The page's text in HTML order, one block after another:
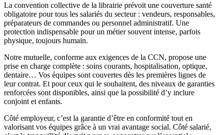
La convention collective de la librairie prévoit une couverture santé
obligatoire pour tous les salariés du secteur : vendeurs, responsables,
préparateurs de commandes ou personnel administratif. Une
protection indispensable pour un métier souvent intense, parfois
physique, toujours humain.
Notre mutuelle, conforme aux exigences de la CCN, propose une
prise en charge complète : soins courants, hospitalisation, optique,
dentaire… Vos équipes sont couvertes dès les premières lignes de
leur contrat. Et pour ceux qui le souhaitent, des niveaux de garanties
renforcées sont disponibles, ainsi que la possibilité d’y inclure
conjoint et enfants.
Côté employeur, c’est la garantie d’être en conformité tout en
valorisant vos équipes grâce à un vrai avantage social. Côté salarié,